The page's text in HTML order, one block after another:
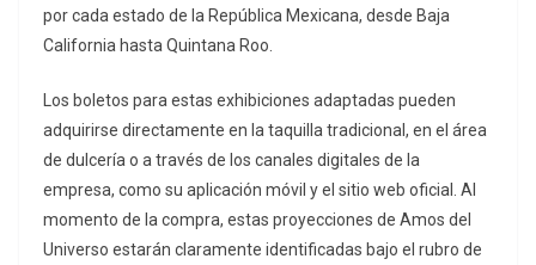
por cada estado de la República Mexicana, desde Baja
California hasta Quintana Roo.
Los boletos para estas exhibiciones adaptadas pueden
adquirirse directamente en la taquilla tradicional, en el área
de dulcería o a través de los canales digitales de la
empresa, como su aplicación móvil y el sitio web oficial. Al
momento de la compra, estas proyecciones de Amos del
Universo estarán claramente identificadas bajo el rubro de